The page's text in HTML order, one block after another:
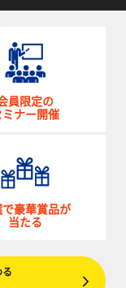
員限定の
ミナー開催
で豪華賞品が
当たる
る